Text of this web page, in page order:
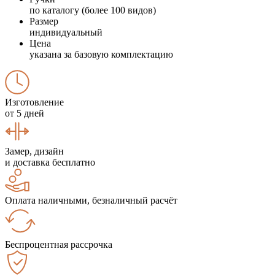
по каталогу (более 100 видов)
Размер
индивидуальный
Цена
указана за базовую комплектацию
Изготовление
от 5 дней
Замер, дизайн
и доставка бесплатно
Оплата наличными, безналичный расчёт
Беспроцентная рассрочка